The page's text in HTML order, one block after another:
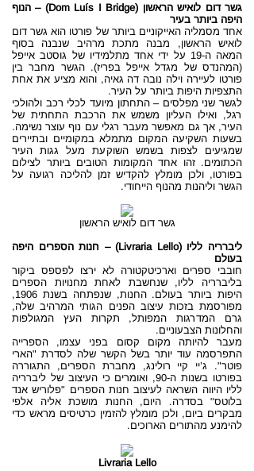
גשר דום לואיש הראשון (Dom Luís I Bridge) – הנוף
היפה ביותר בעיר
אחד מסמליה האייקוניים ביותר של פורטו הוא גשר דום
לואיש הראשון, מבנה מתכת מרהיב שנבנה בסוף
המאה ה-19 על ידי אחד מתלמידיו של גוסטב אייפל
(המהנדס של מגדל אייפל בפריז). הגשר מחבר בין
פורטו לעיירה וילה נובה דה גאיה, והוא מציע את אחת
התצפיות היפות ביותר על העיר.
לגשר שני מפלסים – התחתון מיועד לכלי רכב ולהולכי
רגל, ואילו העליון משמש את הרכבת התחתית של
העיר, אך גם מאפשר מעבר רגלי עם נוף עוצר נשימה.
בשעות השקיעה המקום מתמלא במקומיים ובתיירים
שמגיעים לצפות בשמש השוקעת מעל גגות העיר
הכתומים. זהו אחד המקומות הטובים ביותר לצילום
בפורטו, ולכן מומלץ להקדיש זמן להליכה רגועה על
הגשר וליהנות מהנוף הייחודי.
גשר דום לואיש הראשון
ליברריה לליו (Livraria Lello) – חנות הספרים היפה
בעולם
חובבי ספרים וארכיטקטורה לא ירצו לפספס ביקור
בליברריה לליו, שנחשבת לאחת מחנויות הספרים
היפות ביותר בעולם. החנות, שנפתחה בשנת 1906,
מפורסמת בזכות עיצוב הפנים הגותי המרהיב שלה,
גרם המדרגות המפותל, תקרות העץ המגולפות
והחלונות הצבעוניים.
מעבר להיותה מקום קסום בפני עצמו, הספרייה
התפרסמה עוד יותר בשל הקשר שלה לסדרת "הארי
פוטר". ג’יי קיי רולינג, מחברת הספרים, התגוררה
בפורטו בשנות ה-90, ואומרים כי העיצוב של ליברריה
לליו היווה השראה לעיצוב חנות הספרים "פלוריש אנד
בלוטס" בסדרה. היום, החנות מושכת אליה אלפי
מבקרים ביום, ולכן מומלץ להזמין כרטיסים מראש כדי
להימנע מהתורים הארוכים.
Livraria Lello